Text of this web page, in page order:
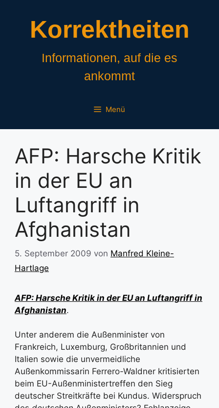
Korrektheiten
Informationen, auf die es
ankommt
Menü
AFP: Harsche Kritik
in der EU an
Luftangriff in
Afghanistan
5. September 2009 von Manfred Kleine-
Hartlage
AFP: Harsche Kritik in der EU an Luftangriff in
Afghanistan.
Unter anderem die Außenminister von
Frankreich, Luxemburg, Großbritannien und
Italien sowie die unvermeidliche
Außenkommissarin Ferrero-Waldner kritisierten
beim EU-Außenministertreffen den Sieg
deutscher Streitkräfte bei Kundus. Widerspruch